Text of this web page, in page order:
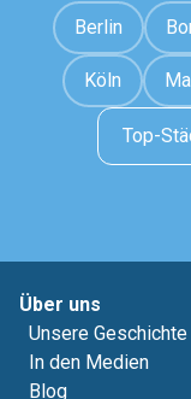
Berlin
Köln
Top-
Über uns
Unsere Geschichte
In den Medien
Blog